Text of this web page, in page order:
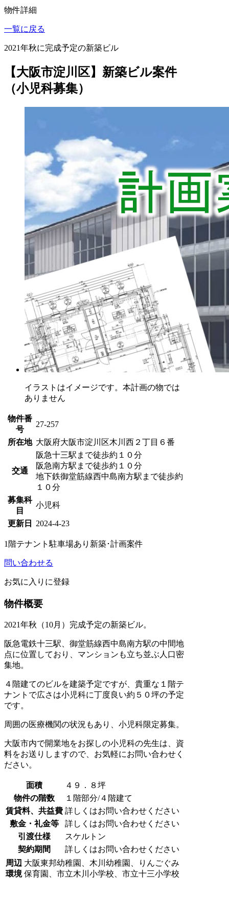
物件詳細
一覧に戻る
2021年秋に完成予定の新築ビル
【大阪市淀川区】新築ビル案件
（小児科募集）
イラストはイメージです。本計画の物では
ありません
物件番
号
27-257
所在地 大阪府大阪市淀川区木川西２丁目６番
交通
阪急十三駅まで徒歩約１０分
阪急南方駅まで徒歩約１０分
地下鉄御堂筋線西中島南方駅まで徒歩約
１０分
募集科
目
小児科
更新日 2024-4-23
1階テナント 駐車場あり 新築･計画案件
問い合わせる
お気に入りに登録
物件概要
2021年秋（10月）完成予定の新築ビル。
阪急電鉄十三駅、御堂筋線西中島南方駅の中間地
点に位置しており、マンションも立ち並ぶ人口密
集地。
４階建てのビルを建築予定ですが、貴重な１階テ
ナントで広さは小児科に丁度良い約５０坪の予定
です。
周囲の医療機関の状況もあり、小児科限定募集。
大阪市内で開業地をお探しの小児科の先生は、資
料をお送りしますので、お気軽にお問い合わせく
ださい。
面積
４９．８坪
物件の階数
１階部分/４階建て
賃貸料、共益費 詳しくはお問い合わせください
敷金・礼金等
詳しくはお問い合わせください
引渡仕様
スケルトン
契約期間
詳しくはお問い合わせください
周辺
環境
大阪東邦幼稚園、木川幼稚園、りんごぐみ
保育園、市立木川小学校、市立十三小学校